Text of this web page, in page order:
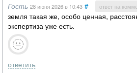
Гость 28 июня 2026в 10:43 # ответ на
земля такая же, особо ценная,
экспертиза уже есть.
ответить